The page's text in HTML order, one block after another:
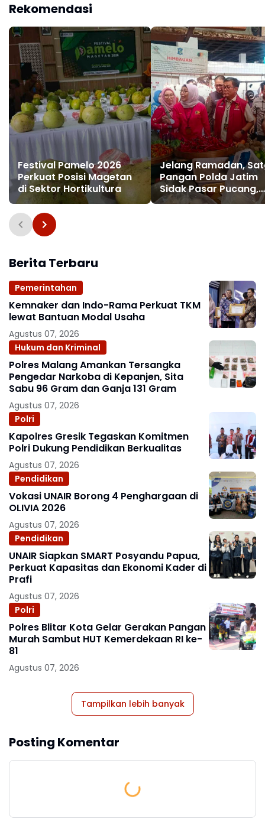
Rekomendasi
Festival Pamelo 2026
Perkuat Posisi Magetan
di Sektor Hortikultura
Jelang Ramadan,
Pangan Polda Jatim
Sidak Pasar Pucang,
Harga Bapokting
Berita Terbaru
Pemerintahan
Kemnaker dan Indo-Rama Perkuat TKM
lewat Bantuan Modal Usaha
Agustus 07, 2026
Hukum dan Kriminal
Polres Malang Amankan Tersangka
Pengedar Narkoba di Kepanjen, Sita
Sabu 96 Gram dan Ganja 131 Gram
Agustus 07, 2026
Polri
Kapolres Gresik Tegaskan Komitmen
Polri Dukung Pendidikan Berkualitas
Agustus 07, 2026
Pendidikan
Vokasi UNAIR Borong 4 Penghargaan di
OLIVIA 2026
Agustus 07, 2026
Pendidikan
UNAIR Siapkan SMART Posyandu Papua,
Perkuat Kapasitas dan Ekonomi Kader di
Prafi
Agustus 07, 2026
Polri
Polres Blitar Kota Gelar Gerakan Pangan
Murah Sambut HUT Kemerdekaan RI ke-
81
Agustus 07, 2026
Tampilkan lebih banyak
Posting Komentar